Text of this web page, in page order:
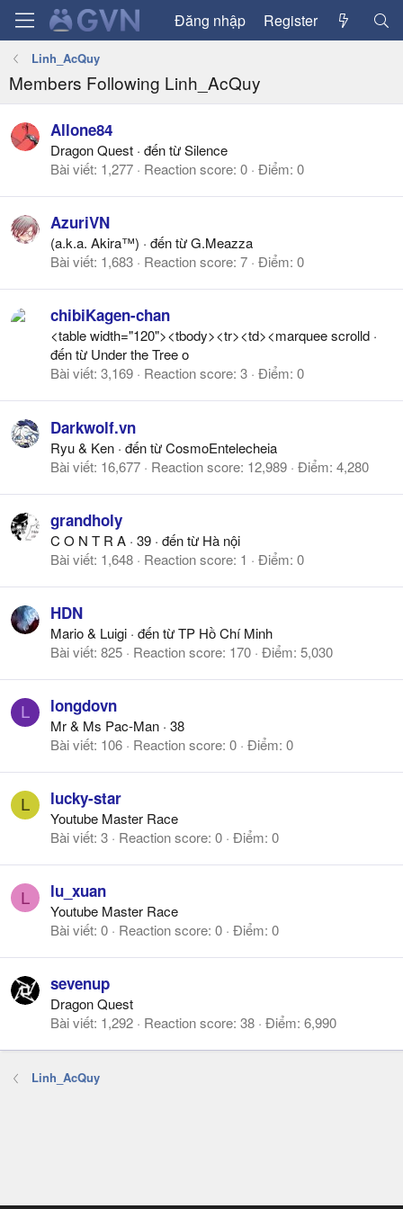
Đăng nhập Register
Linh_AcQuy
Members Following Linh_AcQuy
Allone84
Dragon Quest · đến từSilence
Bài viết 1,277 Reaction score 0 Điểm 0
AzuriVN
(a.k.a. Akira™) · đến từG.Meazza
Bài viết 1,683 Reaction score 7 Điểm 0
chibiKagen-chan
<table width="120"><tbody><tr><td><marquee scrolld ·
đến từ Under the Tree o
Bài viết 3,169 Reaction score 3 Điểm 0
Darkwolf.vn
Ryu & Ken · đến từCosmoEntelecheia
Bài viết 16,677 Reaction score 12,989 Điểm 4,280
grandholy
C O N T R A · 39 · đến từ Hà nội
Bài viết 1,648 Reaction score 1 Điểm 0
HDN
Mario & Luigi · đến từTP Hồ Chí Minh
Bài viết 825 Reaction score 170 Điểm 5,030
L longdovn
Mr & Ms Pac-Man · 38
Bài viết 106 Reaction score 0 Điểm 0
L lucky-star
Youtube Master Race
Bài viết 3 Reaction score 0 Điểm 0
L lu_xuan
Youtube Master Race
Bài viết 0 Reaction score 0 Điểm 0
sevenup
Dragon Quest
Bài viết 1,292 Reaction score 38 Điểm 6,990
Linh_AcQuy